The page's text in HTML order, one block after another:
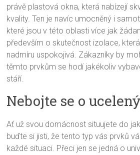
právě plastová okna, která nabízejí
kvality. Ten je navíc umocněný i
které jsou v této oblasti více jak
především o skutečnost izolace,
nadmíru uspokojivá. Zákazníky by
těmto prvkům se hodí jakékoliv
stáří.
Nebojte se o
Ať už svou domácnost situujete do
buďte si jisti, že tento typ vás prvků
každé situaci. Přeci jen se jedná o